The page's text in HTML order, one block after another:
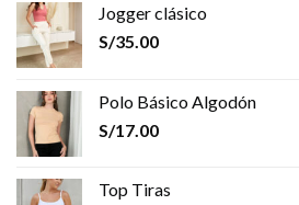
Jogger clásico
S/35.00
Polo Básico Algodón
S/17.00
Top Tiras